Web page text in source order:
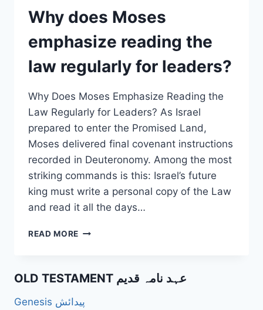
Why does Moses
emphasize reading the
law regularly for leaders?
Why Does Moses Emphasize Reading the
Law Regularly for Leaders? As Israel
prepared to enter the Promised Land,
Moses delivered final covenant instructions
recorded in Deuteronomy. Among the most
striking commands is this: Israel’s future
king must write a personal copy of the Law
and read it all the days…
READ MORE WHY
READING
LAW
OLD TESTAMENT عہد نامہ قدیم
Genesis پیدائش